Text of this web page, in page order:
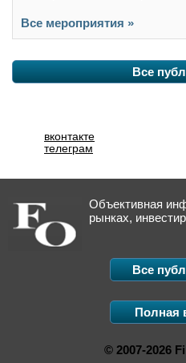
Все мероприятия »
Все
вконтакте
телеграм
Объективная
рынках,
Все
Полная
© 2007-2026